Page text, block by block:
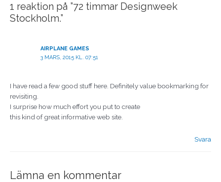
1 reaktion på ”72 timmar Designweek
Stockholm.”
AIRPLANE GAMES
3 MARS, 2015 KL. 07:51
I have read a few good stuff here. Definitely value bookmarking for
revisiting.
I surprise how much effort you put to create
this kind of great informative web site.
Svara
Lämna en kommentar